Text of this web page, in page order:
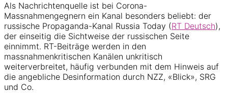
Als Nachrichtenquelle ist bei Corona-
Massnahmengegnern ein Kanal besonders beliebt: der
russische Propaganda-Kanal Russia Today (RT Deutsch),
der einseitig die Sichtweise der russischen Seite
einnimmt. RT-Beiträge werden in den
massnahmenkritischen Kanälen unkritisch
weiterverbreitet, häufig verbunden mit dem Hinweis auf
die angebliche Desinformation durch NZZ, «Blick», SRG
und Co.